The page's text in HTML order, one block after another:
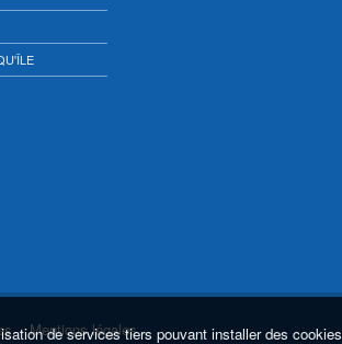
-Mentions légales
de services tiers pouvant installer des cookies